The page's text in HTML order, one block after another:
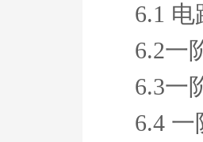
6.1
6.2一
6.3一
6.4